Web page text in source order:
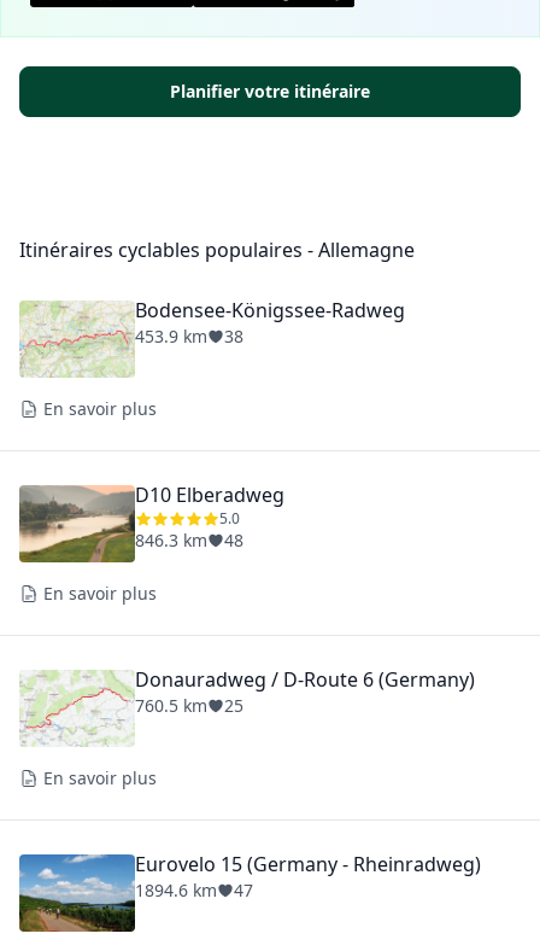
Planifier votre itinéraire
Itinéraires cyclables populaires - Allemagne
Bodensee-Königssee-Radweg
453.9 km 38
En savoir plus
D10 Elberadweg
5.0
846.3 km 48
En savoir plus
Donauradweg / D-Route 6 (Germany)
760.5 km 25
En savoir plus
Eurovelo 15 (Germany - Rheinradweg)
1894.6 km 47